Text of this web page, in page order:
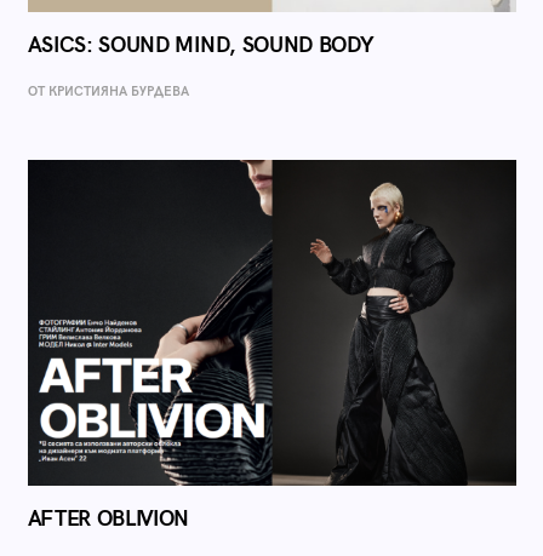
ASICS: SOUND MIND, SOUND BODY
ОТ КРИСТИЯНА БУРДЕВА
AFTER OBLIVION